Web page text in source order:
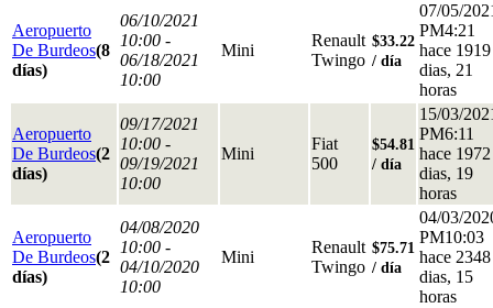
Aeropuerto
De Burdeos(8
días)
06/10/2021
10:00 -
06/18/2021
10:00
Mini
Renault
Twingo
$33.22
/ día
07/05/
PM4:21
hace 1919
dias, 21
horas
Aeropuerto
De Burdeos(2
días)
09/17/2021
10:00 -
09/19/2021
10:00
Mini
Fiat
500
$54.81
/ día
15/03/
PM6:11
hace 1972
dias, 19
horas
Aeropuerto
De Burdeos(2
días)
04/08/2020
10:00 -
04/10/2020
10:00
Mini
Renault
Twingo
$75.71
/ día
04/03/
PM10:03
hace 2348
dias, 15
horas